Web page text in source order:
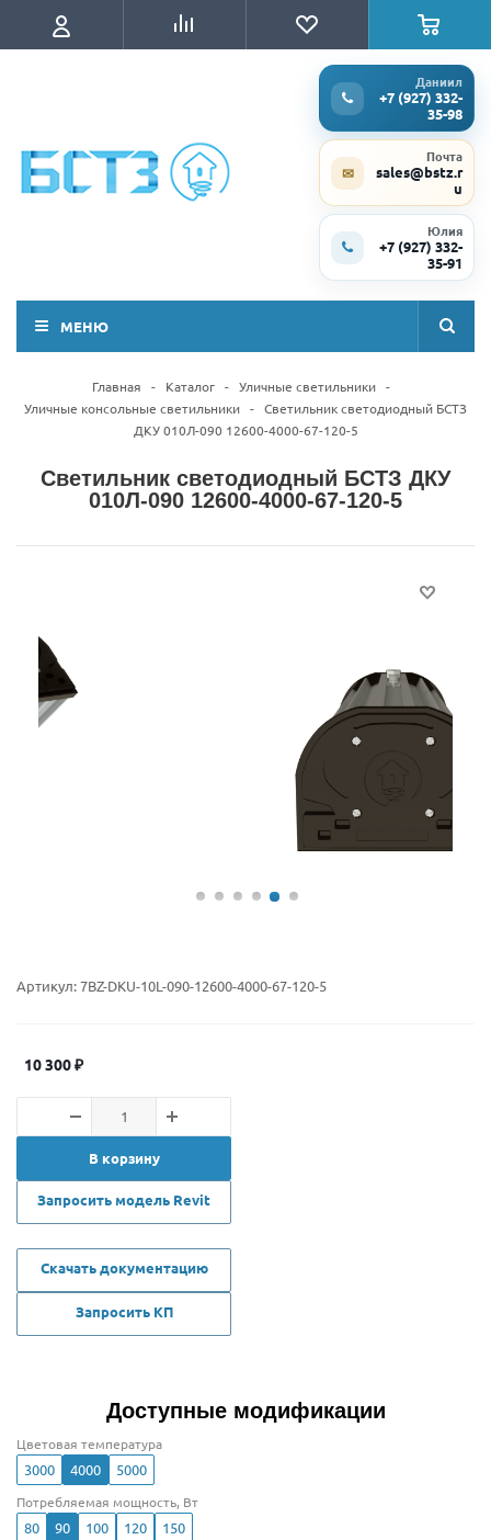
Даниил
+7 (927) 332-
35-98
✉
Почта
sales@bstz.r
u
Юлия
+7 (927) 332-
35-91
МЕНЮ
Главная - Каталог - Уличные светильники -
Уличные консольные светильники - Светильник светодиодный БСТЗ
ДКУ 010Л-090 12600-4000-67-120-5
Светильник светодиодный БСТЗ ДКУ
010Л-090 12600-4000-67-120-5
Артикул:7BZ-DKU-10L-090-12600-4000-67-120-5
10 300₽
В корзину
Запросить модель Revit
Скачать документацию
Запросить КП
Доступные модификации
Цветовая температура
3000 4000 5000
Потребляемая мощность, Вт
80 90 100 120 150